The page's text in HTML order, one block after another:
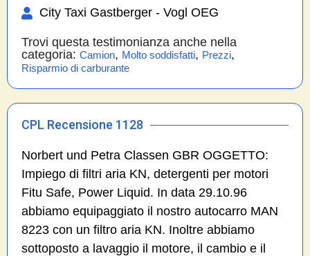
City Taxi Gastberger - Vogl OEG
Trovi questa testimonianza anche nella
categoria: Camion, Molto soddisfatti, Prezzi,
Risparmio di carburante
CPL Recensione 1128
Norbert und Petra Classen GBR OGGETTO:
Impiego di filtri aria KN, detergenti per motori
Fitu Safe, Power Liquid. In data 29.10.96
abbiamo equipaggiato il nostro autocarro MAN
8223 con un filtro aria KN. Inoltre abbiamo
sottoposto a lavaggio il motore, il cambio e il